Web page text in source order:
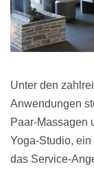
Unter den
Anwendungen
Paar-Massagen
Yoga-Studio,
das Service-